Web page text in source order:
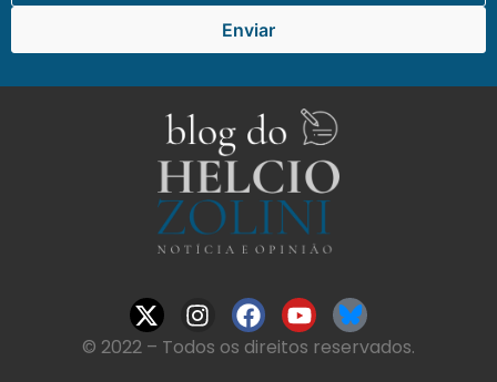
Enviar
© 2022 – Todos os direitos reservados.